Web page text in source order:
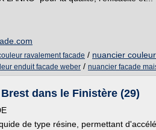
ravalement facade / nuancier
enduit facade weber / nuancier facade
dans le Finistère (29)
de type résine, permettant